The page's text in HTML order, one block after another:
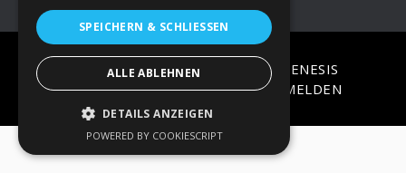
COPYRIGHT © 2026 · ON
GENESIS
FRAMEWORK·WORDPRESS·ANMELDEN
SPEICHERN & SCHLIESSEN
ALLE ABLEHNEN
DETAILS ANZEIGEN
POWERED BY COOKIESCRIPT